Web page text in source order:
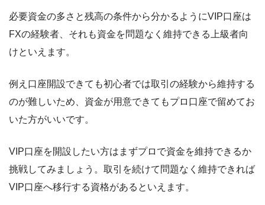
必要資金の多さと残高の条件から分かるようにVIP口座は
FXの経験者、それも資金を問題なく維持できる上級者向
けといえます。
例え口座開設できても初心者では取引の経験から維持する
のが難しいため、資金が用意できてもプロ口座で留めてお
いた方がいいです。
VIP口座を開設したい方はまずプロで資金を維持できるか
挑戦してみましょう。取引を続けて問題なく維持できれば
VIP口座へ移行する資格があるといえます。